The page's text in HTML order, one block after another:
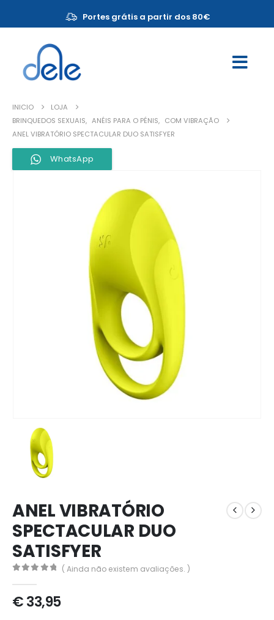
Portes grátis a partir dos 80€
INICIO
LOJA
BRINQUEDOS SEXUAIS, ANÉIS PARA O PÉNIS, COM VIBRAÇÃO
ANEL VIBRATÓRIO SPECTACULAR DUO SATISFYER
WhatsApp
ANEL VIBRATÓRIO
SPECTACULAR DUO
SATISFYER
( Ainda não existem avaliações. )
€33,95